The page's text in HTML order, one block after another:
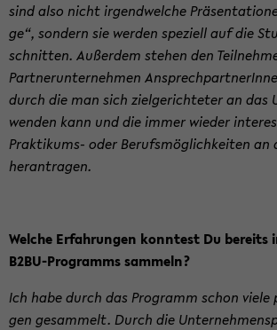
sind also nicht ir­gend­wel­che
ge“, son­dern sie wer­den spe­zi­ell auf die
schnit­ten. Au­ßer­dem ste­hen den
Part­ner­un­ter­neh­men
durch die man sich ziel­ge­rich­te­ter an das
wen­den kann und die immer wie­der
Praktikums-​ oder Be­rufs­mög­lich­kei­ten an
her­an­tra­gen.
Wel­che Er­fah­run­gen konn­test Du be­reits
B2BU-​Programms sam­meln?
Ich habe durch das Pro­gramm schon
gen ge­sam­melt. Durch die